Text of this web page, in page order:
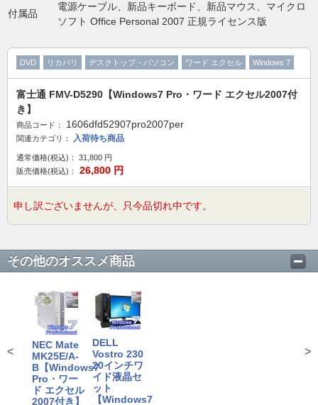
付属品
電源ケーブル、新品キーボード、新品マウス、マイクロ
ソフト Office Personal 2007 正規ライセンス版
DVD リカバリ デスクトップ・パソコン ワード エクセル Windows 7
富士通 FMV-D5290【Windows7 Pro・ワード エクセル2007付
き】
商品コード： 1606dfd52907pro2007per
関連カテゴリ： 入荷待ち商品
通常価格(税込)： 31,800 円
販売価格(税込)：
26,800 円
申し訳ございませんが、只今品切れ中です。
その他のオススメ商品
NEC Mate
MK25E/A-
B【Windows7
Pro・ワー
ド エクセル
2007付き】
DELL
Vostro 230
20インチワ
イド液晶セ
ット
【Windows7
< >